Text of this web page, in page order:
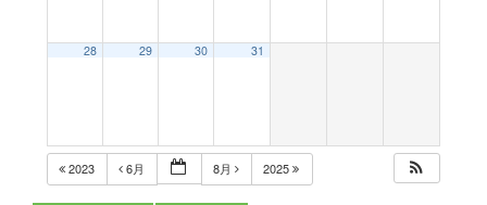
28 29 30 31
2023 6月 8月 2025